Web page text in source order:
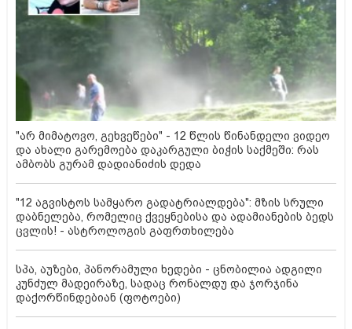
"არ მიმატოვო, გეხვეწები" - 12 წლის წინანდელი ვიდეო
და ახალი გარემოება დაკარგული ბიჭის საქმეში: რას
ამბობს გურამ დადიანიძის დედა
"12 აგვისტოს სამყარო გადატრიალდება": მზის სრული
დაბნელება, რომელიც ქვეყნებისა და ადამიანების ბედს
ცვლის! - ასტროლოგის გაფრთხილება
სპა, აუზები, პანორამული ხედები - ცნობილია ადგილი
კუნძულ მადეირაზე, სადაც რონალდუ და ჯორჯინა
დაქორწინდებიან (ფოტოები)